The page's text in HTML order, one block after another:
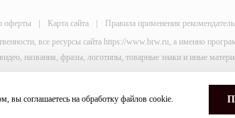
оферты | Карта сайта |
Правила применения
все ресурсы сайта https://www.brw.ru, а именно
названия, фразы, логотипы, товарные знаки и иные
вы соглашаетесь на обработку файлов cookie.